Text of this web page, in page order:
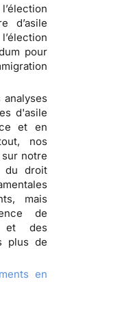
d’asile
pour
d'asile
et en
nos
notre
du droit
mais
de
et des
plus de
en